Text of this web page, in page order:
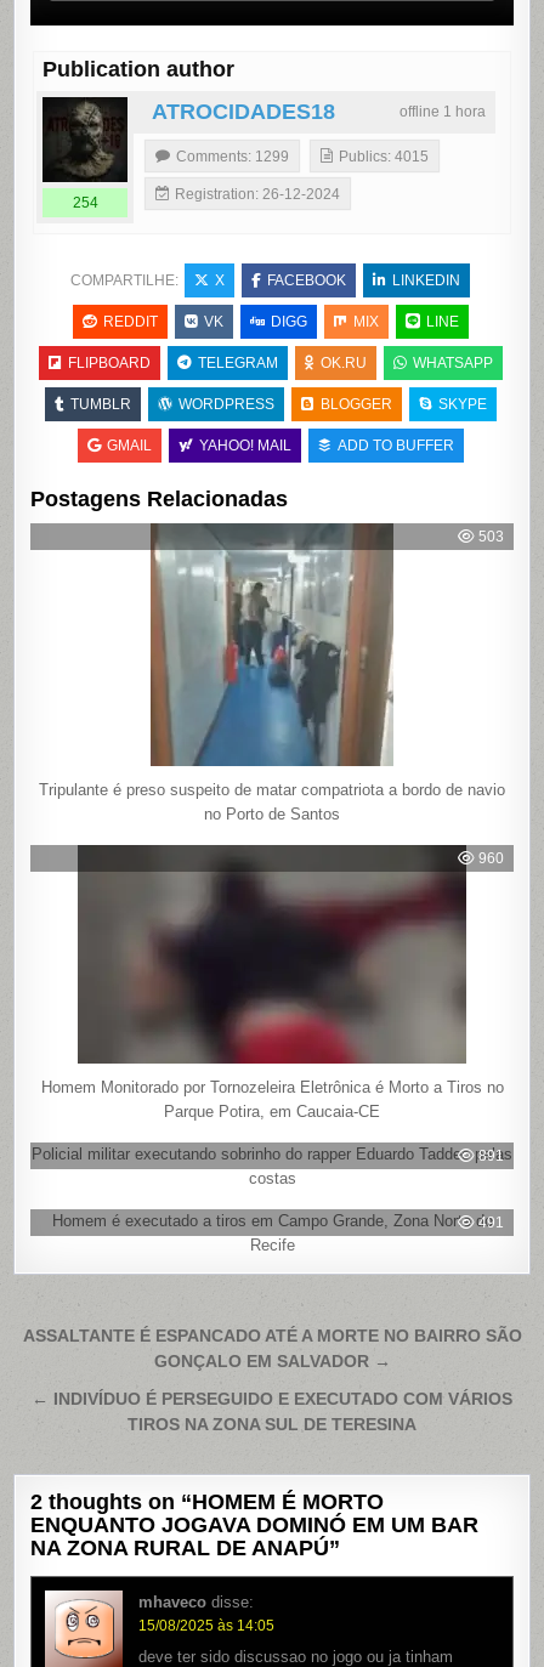
Publication author
offline 1 hora
ATROCIDADES18
254
Comments: 1299 Publics: 4015
Registration: 26-12-2024
COMPARTILHE: X FACEBOOK LINKEDIN
REDDIT VK DIGG MIX LINE
FLIPBOARD TELEGRAM OK.RU WHATSAPP
TUMBLR WORDPRESS BLOGGER SKYPE
GMAIL YAHOO! MAIL ADD TO BUFFER
Postagens Relacionadas
503
Tripulante é preso suspeito de matar compatriota a bordo de navio
no Porto de Santos
960
Homem Monitorado por Tornozeleira Eletrônica é Morto a Tiros no
Parque Potira, em Caucaia-CE
891
Policial militar executando sobrinho do rapper Eduardo Taddeo pelas
costas
491
Homem é executado a tiros em Campo Grande, Zona Norte do
Recife
Navegação
Post
ASSALTANTE É ESPANCADO ATÉ A MORTE NO BAIRRO SÃO
GONÇALO EM SALVADOR →
← INDIVÍDUO É PERSEGUIDO E EXECUTADO COM VÁRIOS
TIROS NA ZONA SUL DE TERESINA
2 thoughts on “HOMEM É MORTO
ENQUANTO JOGAVA DOMINÓ EM UM BAR
NA ZONA RURAL DE ANAPÚ”
mhaveco disse:
15/08/2025 às 14:05
deve ter sido discussao no jogo ou ja tinham